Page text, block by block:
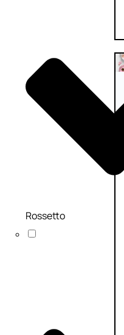
Rossetto